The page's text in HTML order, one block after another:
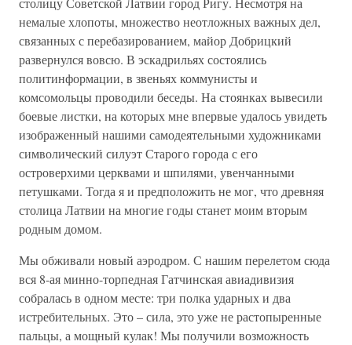
немалые хлопоты, множество неотложных важных дел,
связанных с перебазированием, майор Добрицкий
развернулся вовсю. В эскадрильях состоялись
политинформации, в звеньях коммунисты и
комсомольцы проводили беседы. На стоянках вывесили
боевые листки, на которых мне впервые удалось увидеть
изображенный нашими самодеятельными художниками
символический силуэт Старого города с его
островерхими церквами и шпилями, увенчанными
петушками. Тогда я и предположить не мог, что древняя
столица Латвии на многие годы станет моим вторым
родным домом.
Мы обживали новый аэродром. С нашим перелетом сюда
вся 8-ая минно-торпедная Гатчинская авиадивизия
собралась в одном месте: три полка ударных и два
истребительных. Это – сила, это уже не растопыренные
пальцы, а мощный кулак! Мы получили возможность